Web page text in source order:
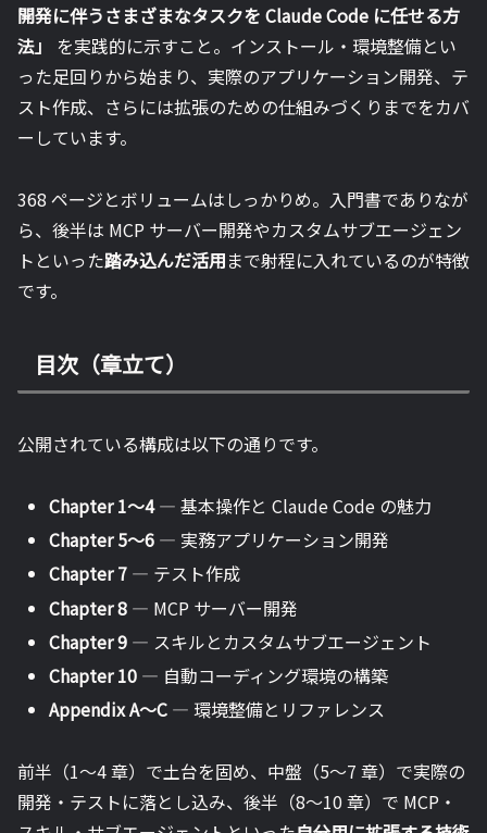
開発に伴うさまざまなタスクを Claude Code に任せる方
法」
を実践的に示すこと。インストール・環境整備とい
った足回りから始まり、実際のアプリケーション開発、テ
スト作成、さらには拡張のための仕組みづくりまでをカバ
ーしています。
368 ページとボリュームはしっかりめ。入門書でありなが
ら、後半は MCP サーバー開発やカスタムサブエージェン
トといった踏み込んだ活用まで射程に入れているのが特徴
です。
目次（章立て）
公開されている構成は以下の通りです。
Chapter 1〜4— 基本操作と Claude Code の魅力
Chapter 5〜6 — 実務アプリケーション開発
Chapter 7 — テスト作成
Chapter 8 — MCP サーバー開発
Chapter 9 — スキルとカスタムサブエージェント
Chapter 10 — 自動コーディング環境の構築
Appendix A〜C — 環境整備とリファレンス
前半（1〜4 章）で土台を固め、中盤（5〜7 章）で実際の
開発・テストに落とし込み、後半（8〜10 章）で MCP・